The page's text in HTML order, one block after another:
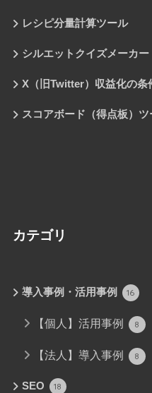
レシピ分量計算ツール
シルエットクイズメーカー
X（旧Twitter）収益化の条
スコアボード（得点板）ツ
カテゴリ
導入事例・活用事例 16
【個人】活用事例 8
【法人】導入事例 8
SEO 18